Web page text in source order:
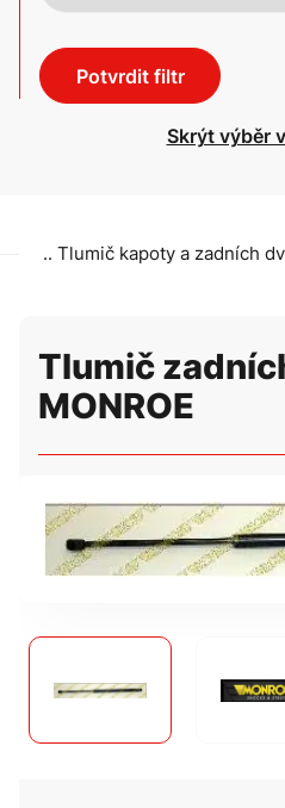
Potvrdit filtr
Skrýt výběr
Tlumič kapoty a zadních
Tlumič
MONROE